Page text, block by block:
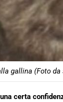
gallina (Foto da
certa